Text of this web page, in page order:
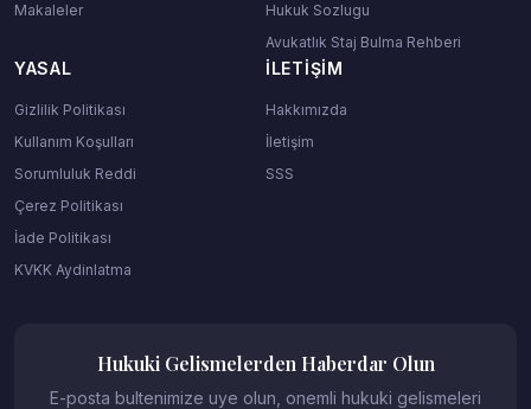
Makaleler
Hukuk Sozlugu
Avukatlık Staj Bulma Rehberi
YASAL
Gizlilik Politikası
Kullanım Koşulları
Sorumluluk Reddi
Çerez Politikası
İade Politikası
KVKK Aydinlatma
İLETIŞIM
Hakkımızda
İletişim
SSS
Hukuki Gelismelerden Haberdar Olun
E-posta bultenimize uye olun, onemli hukuki gelismeleri